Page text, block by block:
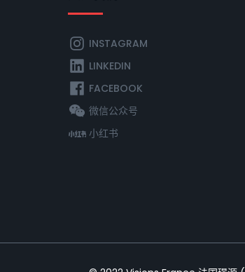
INSTAGRAM
LINKEDIN
FACEBOOK
微信公众号
小红书